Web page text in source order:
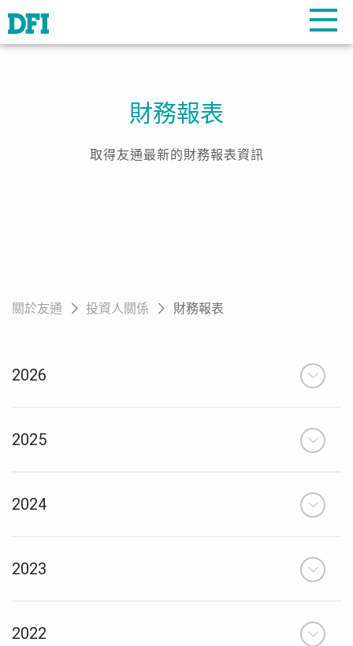
財務報表
取得友通最新的財務報表資訊
關於友通 投資人關係 財務報表
2026
2025
2024
2023
2022